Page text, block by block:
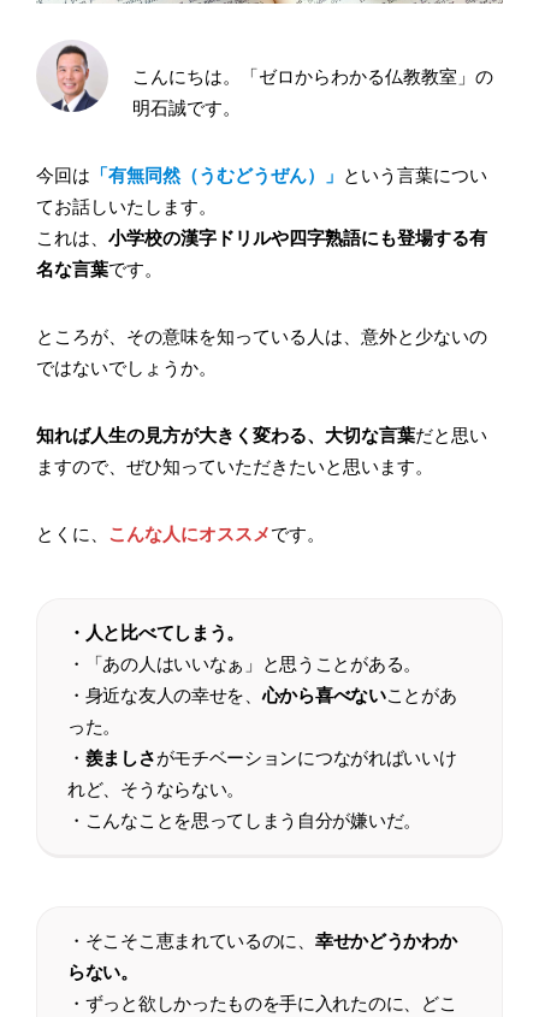
こんにちは。「ゼロからわかる仏教教室」の
明石誠です。
今回は 「有無同然（うむどうぜん）」 という言葉につい
てお話しいたします。
これは、 小学校の漢字ドリルや四字熟語にも登場する有
名な言葉です。
ところが、その意味を知っている人は、意外と少ないの
ではないでしょうか。
知れば人生の見方が大きく変わる、大切な言葉だと思い
ますので、ぜひ知っていただきたいと思います。
とくに、 こんな人にオススメです。
・人と比べてしまう。
・「あの人はいいなぁ」と思うことがある。
・身近な友人の幸せを、心から喜べないことがあ
った。
・ 羨ましさがモチベーションにつながればいいけ
れど、そうならない。
・こんなことを思ってしまう自分が嫌いだ。
・そこそこ恵まれているのに、 幸せかどうかわか
らない。
・ずっと欲しかったものを手に入れたのに、どこ